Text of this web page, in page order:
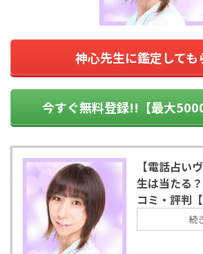
神心先生に鑑定しても
今すぐ無料登録!!【最大5000
【電話占い
生は当たる
コミ・評判
続